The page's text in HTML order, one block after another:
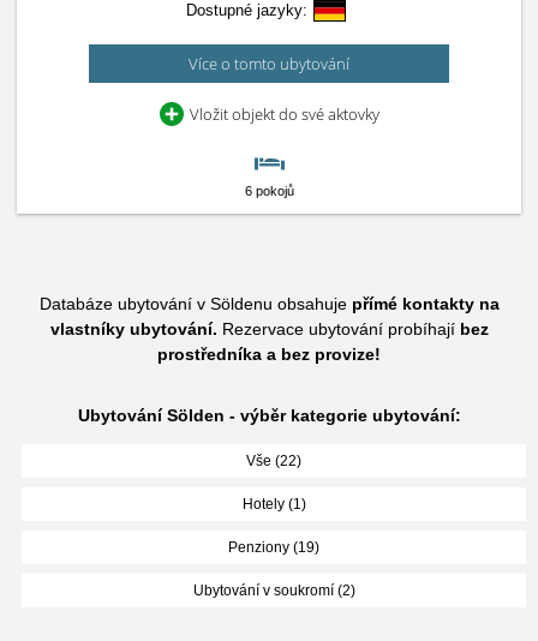
Dostupné jazyky:
Více o tomto ubytování
Vložit objekt do své aktovky
6 pokojů
Databáze ubytování v Söldenu obsahuje přímé kontakty na
vlastníky ubytování. Rezervace ubytování probíhají bez
prostředníka a bez provize!
Ubytování Sölden - výběr kategorie ubytování:
Vše (22)
Hotely (1)
Penziony (19)
Ubytování v soukromí (2)